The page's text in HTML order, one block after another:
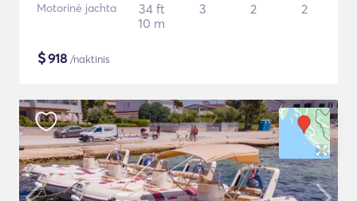
Motorinė jachta
34 ft
10 m
3 2 2
$918 /naktinis